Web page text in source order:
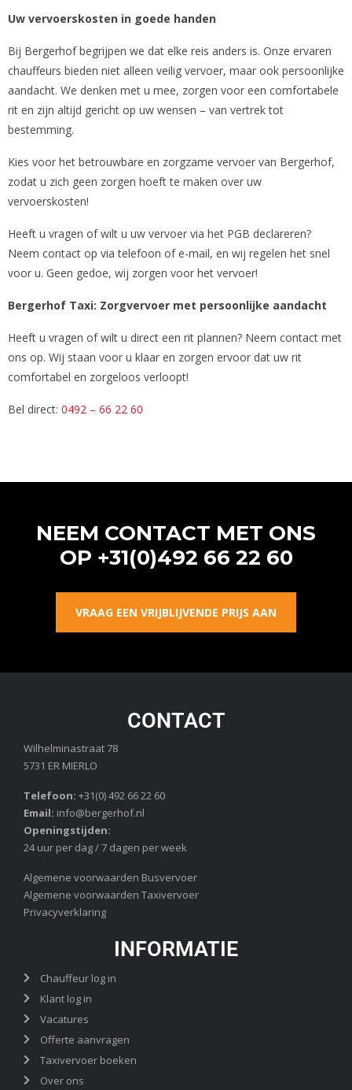
Uw vervoerskosten in goede handen
Bij Bergerhof begrijpen we dat elke reis anders is. Onze ervaren
chauffeurs bieden niet alleen veilig vervoer, maar ook persoonlijke
aandacht. We denken met u mee, zorgen voor een comfortabele
rit en zijn altijd gericht op uw wensen – van vertrek tot
bestemming.
Kies voor het betrouwbare en zorgzame vervoer van Bergerhof,
zodat u zich geen zorgen hoeft te maken over uw
vervoerskosten!
Heeft u vragen of wilt u uw vervoer via het PGB declareren?
Neem contact op via telefoon of e-mail, en wij regelen het snel
voor u. Geen gedoe, wij zorgen voor het vervoer!
Bergerhof Taxi: Zorgvervoer met persoonlijke aandacht
Heeft u vragen of wilt u direct een rit plannen? Neem contact met
ons op. Wij staan voor u klaar en zorgen ervoor dat uw rit
comfortabel en zorgeloos verloopt!
Bel direct: 0492 – 66 22 60
NEEM CONTACT MET ONS
OP +31(0)492 66 22 60
VRAAG EEN VRIJBLIJVENDE PRIJS AAN
CONTACT
Wilhelminastraat 78
5731 ER MIERLO
Telefoon: +31(0) 492 66 22 60
Email: info@bergerhof.nl
Openingstijden:
24 uur per dag / 7 dagen per week
Algemene voorwaarden Busvervoer
Algemene voorwaarden Taxivervoer
Privacyverklaring
INFORMATIE
Chauffeur log in
Klant log in
Vacatures
Offerte aanvragen
Taxivervoer boeken
Over ons